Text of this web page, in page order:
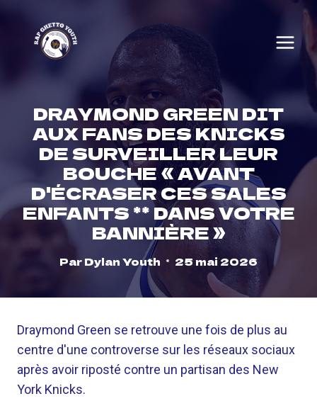
content
DRAYMOND GREEN DIT
AUX FANS DES KNICKS
DE SURVEILLER LEUR
BOUCHE « AVANT
D'ÉCRASER CES SALES
ENFANTS ** DANS VOTRE
BANNIÈRE »
ParDylan Youth 25 mai 2026
Draymond Green se retrouve une fois de plus au
centre d'une controverse sur les réseaux sociaux
après avoir riposté contre un partisan des New
York Knicks.